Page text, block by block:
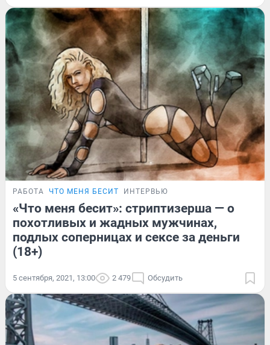
РАБОТА ЧТО МЕНЯ БЕСИТ ИНТЕРВЬЮ
«Что меня бесит»: стриптизерша — о
похотливых и жадных мужчинах,
подлых соперницах и сексе за деньги
(18+)
5 сентября, 2021, 13:00 2 479 Обсудить